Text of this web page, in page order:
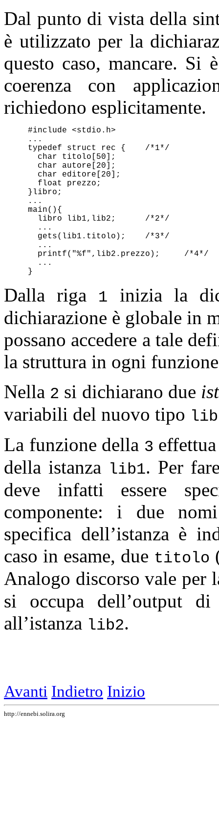
Dal punto di vista della
è utilizzato per la
questo caso, mancare.
coerenza con
richiedono esplicitamente.
#include <stdio.h>
...
typedef struct rec {	/*1*/
  char titolo[50];
  char autore[20];
  char editore[20];
  float prezzo;
}libro;
...
main(){
  libro lib1,lib2;	/*2*/
  ...
  gets(lib1.titolo);	/*3*/
  ...
  printf("%f",lib2.prezzo);	/*4*/
  ...
Dalla riga 1
inizia la
dichiarazione è globale in
possano accedere a tale
la struttura in ogni
Nella 2 si dichiarano due
variabili del nuovo tipo
La funzione della 3
della istanza
lib1. Per
deve infatti essere
componente: i due
specifica dell’istanza è
caso in esame, due titolo
Analogo discorso vale per
si occupa dell’output di
all’istanza lib2.
Avanti Indietro Inizio
http://ennebi.solira.org